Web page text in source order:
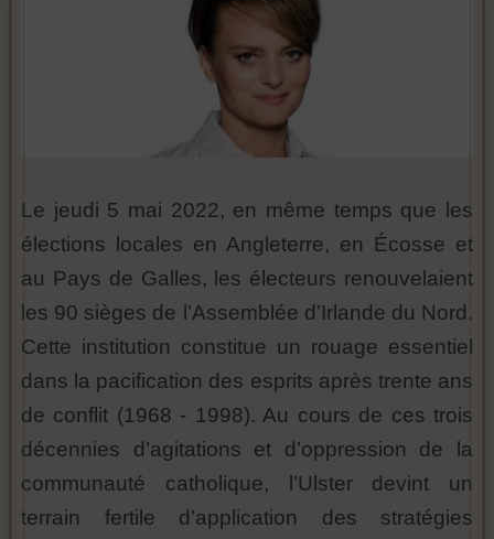
Le jeudi 5 mai 2022, en même temps que les
élections locales en Angleterre, en Écosse et
au Pays de Galles, les électeurs renouvelaient
les 90 sièges de l’Assemblée d’Irlande du Nord.
Cette institution constitue un rouage essentiel
dans la pacification des esprits après trente ans
de conflit (1968 - 1998). Au cours de ces trois
décennies d’agitations et d’oppression de la
communauté catholique, l’Ulster devint un
terrain fertile d’application des stratégies